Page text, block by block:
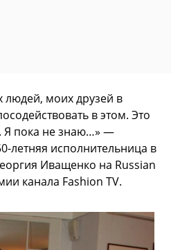
моих друзей в
в этом. Это
Я пока не знаю…» —
летняя исполнительница в
Иващенко на Russian
канала Fashion TV.